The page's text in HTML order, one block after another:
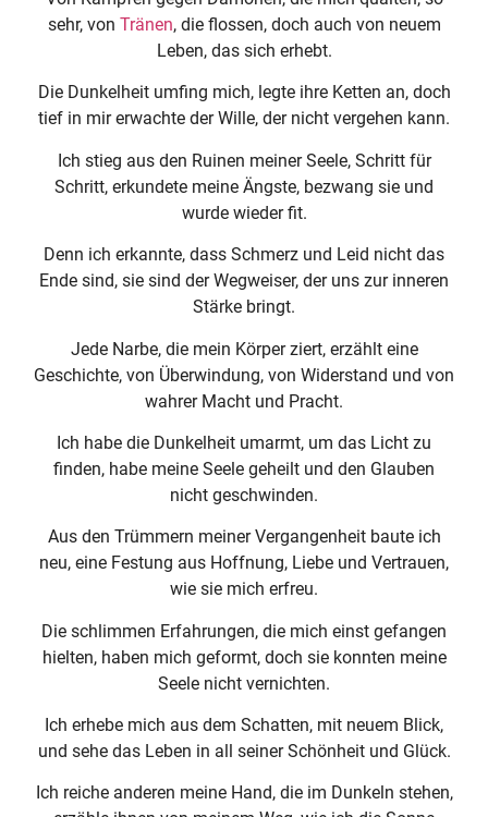
sehr, von Tränen, die flossen, doch auch von neuem
Leben, das sich erhebt.
Die Dunkelheit umfing mich, legte ihre Ketten an, doch
tief in mir erwachte der Wille, der nicht vergehen kann.
Ich stieg aus den Ruinen meiner Seele, Schritt für
Schritt, erkundete meine Ängste, bezwang sie und
wurde wieder fit.
Denn ich erkannte, dass Schmerz und Leid nicht das
Ende sind, sie sind der Wegweiser, der uns zur inneren
Stärke bringt.
Jede Narbe, die mein Körper ziert, erzählt eine
Geschichte, von Überwindung, von Widerstand und von
wahrer Macht und Pracht.
Ich habe die Dunkelheit umarmt, um das Licht zu
finden, habe meine Seele geheilt und den Glauben
nicht geschwinden.
Aus den Trümmern meiner Vergangenheit baute ich
neu, eine Festung aus Hoffnung, Liebe und Vertrauen,
wie sie mich erfreu.
Die schlimmen Erfahrungen, die mich einst gefangen
hielten, haben mich geformt, doch sie konnten meine
Seele nicht vernichten.
Ich erhebe mich aus dem Schatten, mit neuem Blick,
und sehe das Leben in all seiner Schönheit und Glück.
Ich reiche anderen meine Hand, die im Dunkeln stehen,